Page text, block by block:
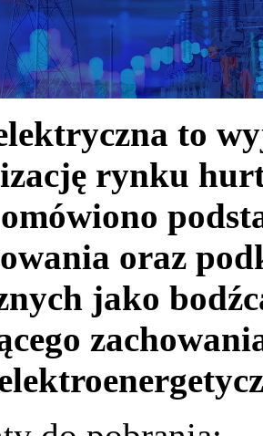
to
rynku
oraz
jako